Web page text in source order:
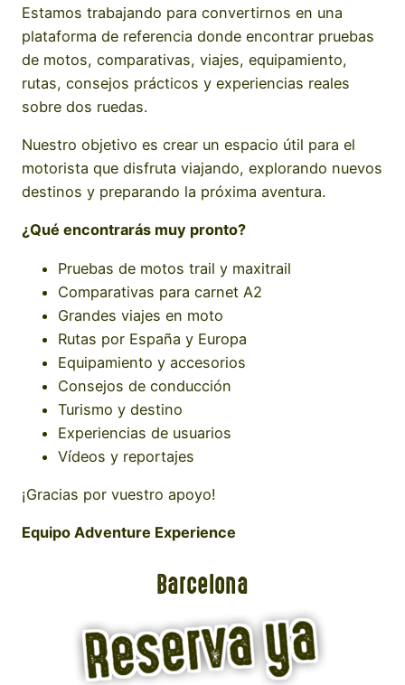
Estamos trabajando para convertirnos en una
plataforma de referencia donde encontrar pruebas
de motos, comparativas, viajes, equipamiento,
rutas, consejos prácticos y experiencias reales
sobre dos ruedas.
Nuestro objetivo es crear un espacio útil para el
motorista que disfruta viajando, explorando nuevos
destinos y preparando la próxima aventura.
¿Qué encontrarás muy pronto?
Pruebas de motos trail y maxitrail
Comparativas para carnet A2
Grandes viajes en moto
Rutas por España y Europa
Equipamiento y accesorios
Consejos de conducción
Turismo y destino
Experiencias de usuarios
Vídeos y reportajes
¡Gracias por vuestro apoyo!
Equipo Adventure Experience
Barcelona